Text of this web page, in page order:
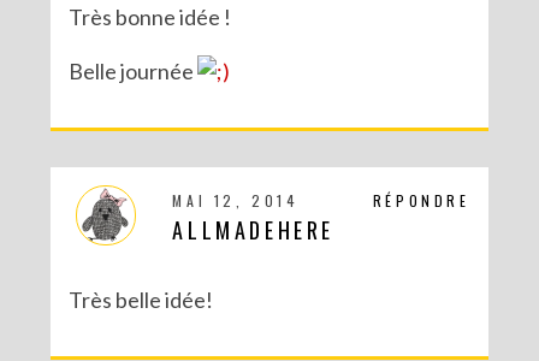
DIY POUR LA RENTRÉE : UNE TROUSSE SANS COUTURE
Très bonne idée !
Belle journée
RÉPONDRE
MAI 12, 2014
ALLMADEHERE
Très belle idée!